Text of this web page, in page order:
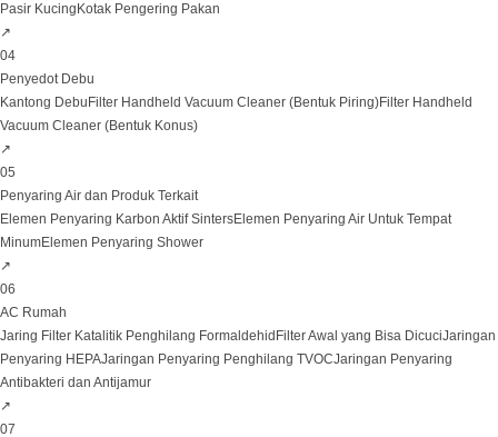
Pasir Kucing Kotak Pengering Pakan
↗
04
Penyedot Debu
Kantong Debu Filter Handheld Vacuum Cleaner (Bentuk Piring)Filter Handheld
Vacuum Cleaner (Bentuk Konus)
↗
05
Penyaring Air dan Produk Terkait
Elemen Penyaring Karbon Aktif SintersElemen Penyaring Air Untuk Tempat
MinumElemen Penyaring Shower
↗
06
AC Rumah
Jaring Filter Katalitik Penghilang Formaldehid Filter Awal yang Bisa DicuciJaringan
Penyaring HEPAJaringan Penyaring Penghilang TVOCJaringan Penyaring
Antibakteri dan Antijamur
↗
07